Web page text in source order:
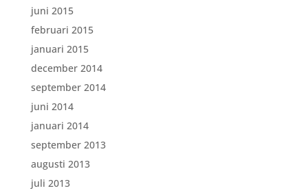
juni 2015
februari 2015
januari 2015
december 2014
september 2014
juni 2014
januari 2014
september 2013
augusti 2013
juli 2013